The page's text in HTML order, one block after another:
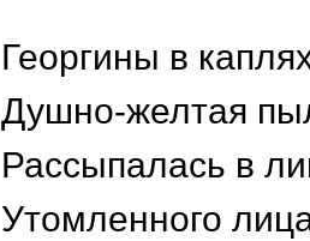
Георгины в
Душно-желтая
Рассыпалась в
Утомленного